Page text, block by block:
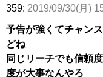
359: 2019/09/30(月)
予告が強くてチャン
どね
同じリーチでも信頼
度が大事なんやろ